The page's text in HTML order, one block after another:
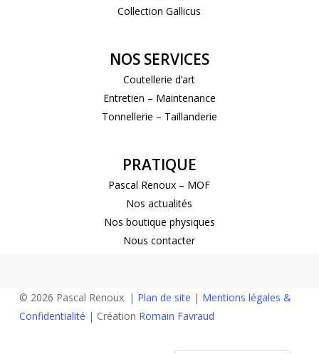
Collection Gallicus
NOS SERVICES
Coutellerie d’art
Entretien – Maintenance
Tonnellerie – Taillanderie
PRATIQUE
Pascal Renoux – MOF
Nos actualités
Nos boutique physiques
Nous contacter
© 2026 Pascal Renoux. | Plan de site | Mentions légales &
Confidentialité | Création Romain Favraud